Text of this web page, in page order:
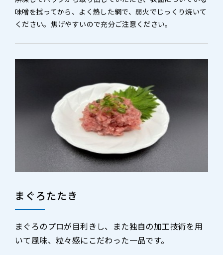
味噌を拭ってから、よく熱した網で、弱火でじっくり焼いて
ください。焦げやすいので充分ご注意ください。
まぐろたたき
まぐろのプロが目利きし、また独自の加工技術を用
いて風味、粒々感にこだわった一品です。